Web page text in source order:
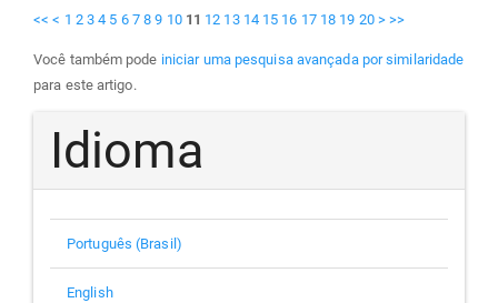
<< < 1 2 3 4 5 6 7 8 9 10 11 12 13 14 15 16 17 18 19 20 > >>
Você também pode iniciar uma pesquisa avançada por similaridade
para este artigo.
Idioma
Português (Brasil)
English